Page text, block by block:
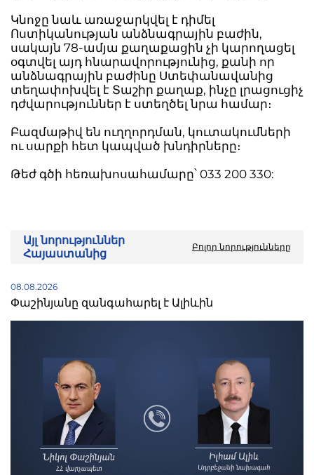
Կնոջը նաև առաջարկվել է դիմել
Ոստիկանության անձնագրային բաժին,
սակայն 78-ամյա քաղաքացին չի կարողացել
օգտվել այդ հնարավորությունից, քանի որ
անձնագրային բաժինը Ստեփանավանից
տեղափոխվել է Տաշիր քաղաք, ինչը լրացուցիչ
դժվարություններ է ստեղծել նրա համար։
Բազմաթիվ են ուղղորդման, կուտակումների
ու սարքի հետ կապված խնդիրները։
Թեժ գծի հեռախոսահամարը՝ 033 200 330:
Այլ նորություններ
Հայաստանից
Բոլոր նորությունները
08.08.2026
Փաշինյանը զանգահարել է Ալիևին